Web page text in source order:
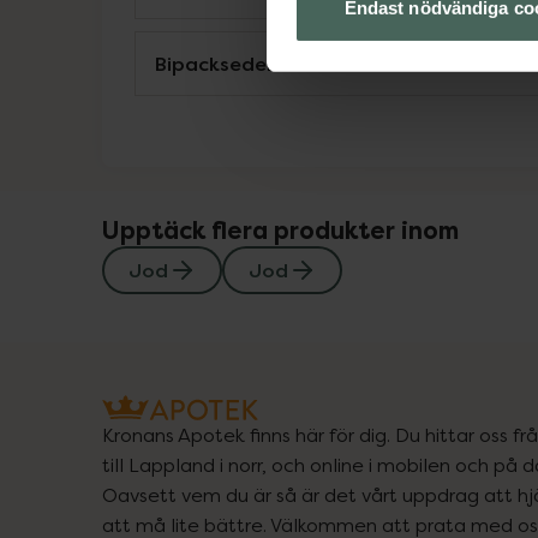
Endast nödvändiga
Bipacksedel från FASS
Upptäck flera produkter inom
Jod Jod
Kronans Apotek finns här för dig. Du hittar oss
till Lappland i norr, och online i mobilen och på
Oavsett vem du är så är det vårt uppdrag att
att må lite bättre. Välkommen att prata med